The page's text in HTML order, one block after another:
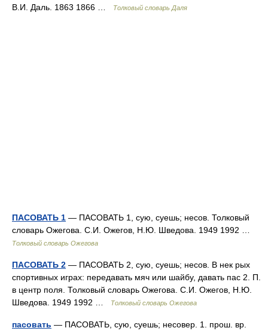
В.И. Даль. 1863 1866 …
Толковый словарь Даля
ПАСОВАТЬ 1 — ПАСОВАТЬ 1, сую, суешь; несов. Толковый
словарь Ожегова. С.И. Ожегов, Н.Ю. Шведова. 1949 1992 …
Толковый словарь Ожегова
ПАСОВАТЬ 2 — ПАСОВАТЬ 2, сую, суешь; несов. В нек рых
спортивных играх: передавать мяч или шайбу, давать пас 2. П.
в центр поля. Толковый словарь Ожегова. С.И. Ожегов, Н.Ю.
Шведова. 1949 1992 …
Толковый словарь Ожегова
пасовать — ПАСОВАТЬ, сую, суешь; несовер. 1. прош. вр.